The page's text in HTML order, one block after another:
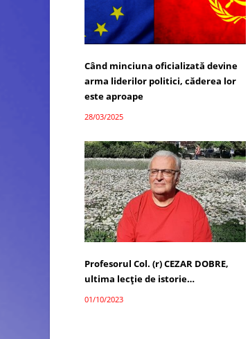
Când minciuna oficializată devine
arma liderilor politici, căderea lor
este aproape
28/03/2025
Profesorul Col. (r) CEZAR DOBRE,
ultima lecţie de istorie…
01/10/2023